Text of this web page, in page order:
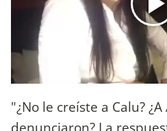
"¿No le creíste a Calu?